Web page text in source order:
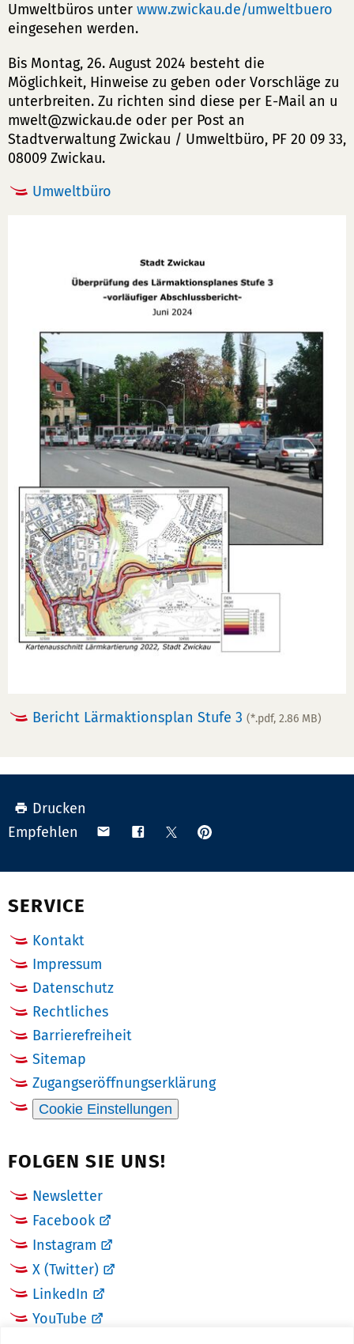
Umweltbüros unter www.zwickau.de/umweltbuero
eingesehen werden.
Bis Montag, 26. August 2024 besteht die
Möglichkeit, Hinweise zu geben oder Vorschläge zu
unterbreiten. Zu richten sind diese per E-Mail an u
mwelt
zwickau de oder per Post an
Stadtverwaltung Zwickau / Umweltbüro, PF 20 09 33,
08009 Zwickau.
Umweltbüro
Bericht Lärmaktionsplan Stufe 3 (*.pdf, 2.86 MB)
Drucken
Empfehlen
Teilen Teilen TeilenAnpinnen
SERVICE
Kontakt
Impressum
Datenschutz
Rechtliches
Barrierefreiheit
Sitemap
Zugangseröffnungserklärung
Cookie Einstellungen
FOLGEN SIE UNS!
Newsletter
Facebook
Instagram
X (Twitter)
LinkedIn
YouTube